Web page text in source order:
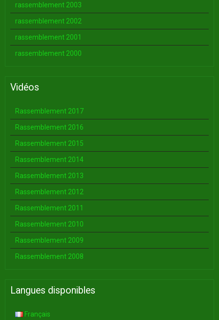
rassemblement 2003
rassemblement 2002
rassemblement 2001
rassemblement 2000
Vidéos
Rassemblement 2017
Rassemblement 2016
Rassemblement 2015
Rassemblement 2014
Rassemblement 2013
Rassemblement 2012
Rassemblement 2011
Rassemblement 2010
Rassemblement 2009
Rassemblement 2008
Langues disponibles
Français